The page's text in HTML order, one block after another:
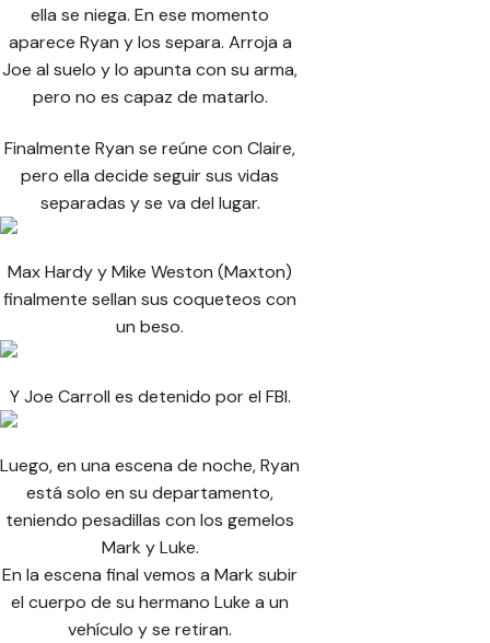
ella se niega. En ese momento
aparece Ryan y los separa. Arroja a
Joe al suelo y lo apunta con su arma,
pero no es capaz de matarlo.
Finalmente Ryan se reúne con Claire,
pero ella decide seguir sus vidas
separadas y se va del lugar.
Max Hardy y Mike Weston (Maxton)
finalmente sellan sus coqueteos con
un beso.
Y Joe Carroll es detenido por el FBI.
Luego, en una escena de noche, Ryan
está solo en su departamento,
teniendo pesadillas con los gemelos
Mark y Luke.
En la escena final vemos a Mark subir
el cuerpo de su hermano Luke a un
vehículo y se retiran.